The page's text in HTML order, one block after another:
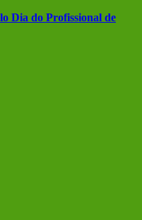
Dia do Profissional de